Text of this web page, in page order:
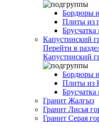
Бордюры
Плиты из
Капустинский
Перейти в
Капустинский
Бордюры
Плиты из
Брусчатка
Гранит Жалгыз
Гранит Лисья
Гранит Серая